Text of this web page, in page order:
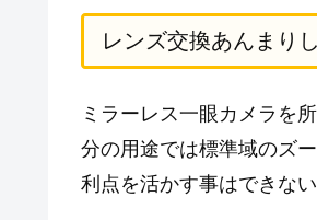
レンズ交換あんまり
ミラーレス一眼カメラを
分の用途では標準域のズ
利点を活かす事はできない